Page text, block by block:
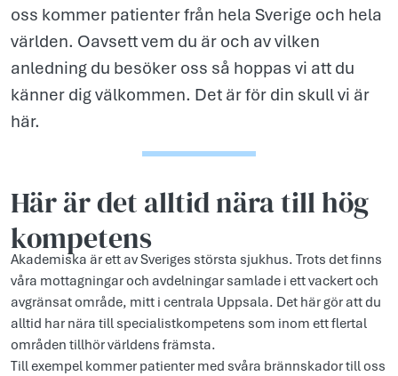
oss kommer patienter från hela Sverige och hela
världen. Oavsett vem du är och av vilken
anledning du besöker oss så hoppas vi att du
känner dig välkommen. Det är för din skull vi är
här.
Här är det alltid nära till hög
kompetens
Akademiska är ett av Sveriges största sjukhus. Trots det finns
våra mottagningar och avdelningar samlade i ett vackert och
avgränsat område, mitt i centrala Uppsala. Det här gör att du
alltid har nära till specialistkompetens som inom ett flertal
områden tillhör världens främsta.
Till exempel kommer patienter med svåra brännskador till oss